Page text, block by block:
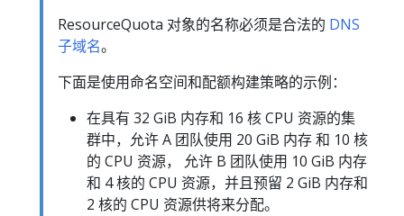
ResourceQuota 对象的名称必须是合法的 DNS
子域名。
下面是使用命名空间和配额构建策略的示例：
在具有 32 GiB 内存和 16 核 CPU 资源的集
群中，允许 A 团队使用 20 GiB 内存 和 10 核
的 CPU 资源， 允许 B 团队使用 10 GiB 内存
和 4 核的 CPU 资源，并且预留 2 GiB 内存和
2 核的 CPU 资源供将来分配。